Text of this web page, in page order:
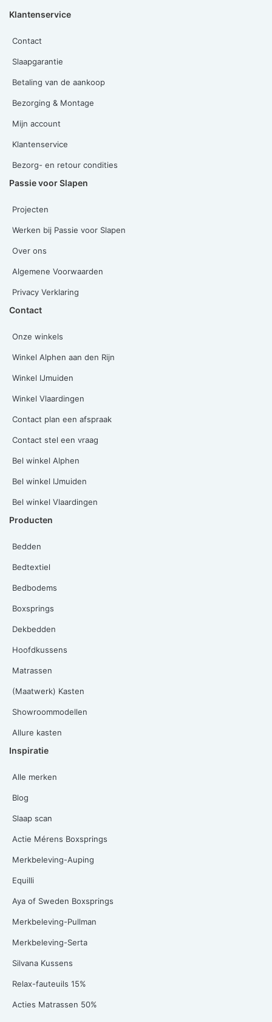
Klantenservice
Contact
Slaapgarantie
Betaling van de aankoop
Bezorging & Montage
Mijn account
Klantenservice
Bezorg- en retour condities
Passie voor Slapen
Projecten
Werken bij Passie voor Slapen
Over ons
Algemene Voorwaarden
Privacy Verklaring
Contact
Onze winkels
Winkel Alphen aan den Rijn
Winkel IJmuiden
Winkel Vlaardingen
Contact plan een afspraak
Contact stel een vraag
Bel winkel Alphen
Bel winkel IJmuiden
Bel winkel Vlaardingen
Producten
Bedden
Bedtextiel
Bedbodems
Boxsprings
Dekbedden
Hoofdkussens
Matrassen
(Maatwerk) Kasten
Showroommodellen
Allure kasten
Inspiratie
Alle merken
Blog
Slaap scan
Actie Mérens Boxsprings
Merkbeleving-Auping
Equilli
Aya of Sweden Boxsprings
Merkbeleving-Pullman
Merkbeleving-Serta
Silvana Kussens
Relax-fauteuils 15%
Acties Matrassen 50%